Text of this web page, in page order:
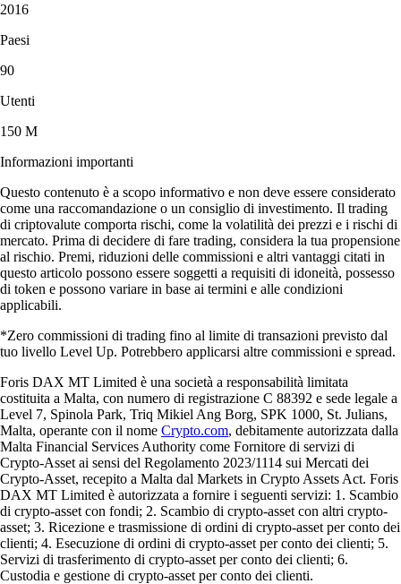
2016
Paesi
90
Utenti
150 M
Informazioni importanti
Questo contenuto è a scopo informativo e non deve essere considerato
come una raccomandazione o un consiglio di investimento. Il trading
di criptovalute comporta rischi, come la volatilità dei prezzi e i rischi di
mercato. Prima di decidere di fare trading, considera la tua propensione
al rischio. Premi, riduzioni delle commissioni e altri vantaggi citati in
questo articolo possono essere soggetti a requisiti di idoneità, possesso
di token e possono variare in base ai termini e alle condizioni
applicabili.
*Zero commissioni di trading fino al limite di transazioni previsto dal
tuo livello Level Up. Potrebbero applicarsi altre commissioni e spread.
Foris DAX MT Limited è una società a responsabilità limitata
costituita a Malta, con numero di registrazione C 88392 e sede legale a
Level 7, Spinola Park, Triq Mikiel Ang Borg, SPK 1000, St. Julians,
Malta, operante con il nome Crypto.com, debitamente autorizzata dalla
Malta Financial Services Authority come Fornitore di servizi di
Crypto-Asset ai sensi del Regolamento 2023/1114 sui Mercati dei
Crypto-Asset, recepito a Malta dal Markets in Crypto Assets Act. Foris
DAX MT Limited è autorizzata a fornire i seguenti servizi: 1. Scambio
di crypto-asset con fondi; 2. Scambio di crypto-asset con altri crypto-
asset; 3. Ricezione e trasmissione di ordini di crypto-asset per conto dei
clienti; 4. Esecuzione di ordini di crypto-asset per conto dei clienti; 5.
Servizi di trasferimento di crypto-asset per conto dei clienti; 6.
Custodia e gestione di crypto-asset per conto dei clienti.